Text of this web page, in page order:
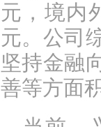
元，境内
元。公司
坚持金融
善等方面